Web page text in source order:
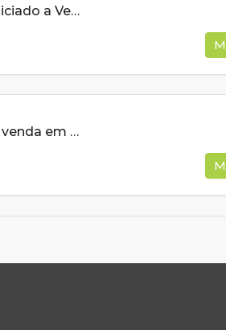
Terreno de 2100m² com chalé iniciado a Venda em Monte Verde MG
Terreno de 1000m² com platô a venda em Cambui MG